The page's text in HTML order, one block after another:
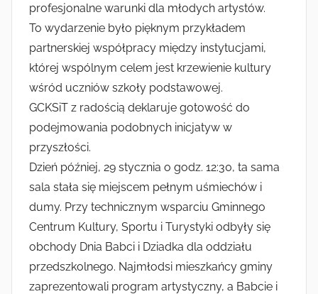
profesjonalne warunki dla młodych artystów.
To wydarzenie było pięknym przykładem
partnerskiej współpracy między instytucjami,
której wspólnym celem jest krzewienie kultury
wśród uczniów szkoły podstawowej.
GCKSiT z radością deklaruje gotowość do
podejmowania podobnych inicjatyw w
przyszłości.
Dzień później, 29 stycznia o godz. 12:30, ta sama
sala stała się miejscem pełnym uśmiechów i
dumy. Przy technicznym wsparciu Gminnego
Centrum Kultury, Sportu i Turystyki odbyły się
obchody Dnia Babci i Dziadka dla oddziału
przedszkolnego. Najmłodsi mieszkańcy gminy
zaprezentowali program artystyczny, a Babcie i